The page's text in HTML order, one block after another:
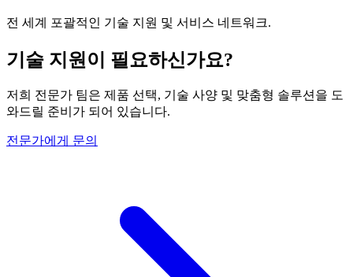
전 세계 포괄적인 기술 지원 및 서비스 네트워크.
기술 지원이 필요하신가요?
저희 전문가 팀은 제품 선택, 기술 사양 및 맞춤형 솔루션을 도
와드릴 준비가 되어 있습니다.
전문가에게 문의